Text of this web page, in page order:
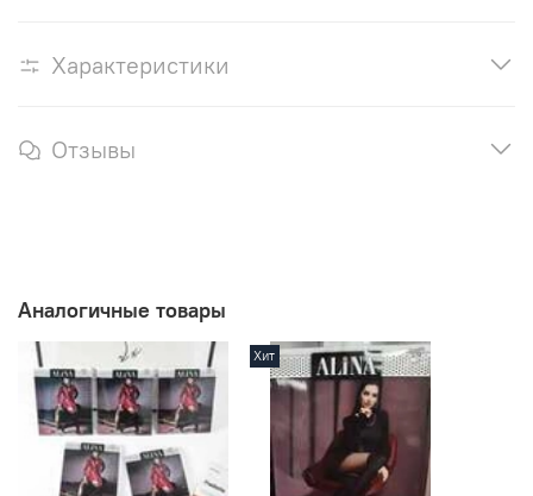
Характеристики
Отзывы
Аналогичные товары
Хит